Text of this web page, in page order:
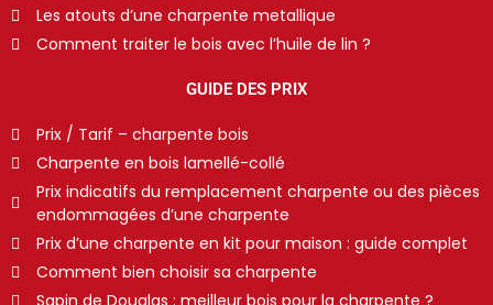
Les atouts d’une charpente metallique
Comment traiter le bois avec l’huile de lin ?
GUIDE DES PRIX
Prix / Tarif – charpente bois
Charpente en bois lamellé-collé
Prix indicatifs du remplacement charpente ou des pièces
endommagées d’une charpente
Prix d’une charpente en kit pour maison : guide complet
Comment bien choisir sa charpente